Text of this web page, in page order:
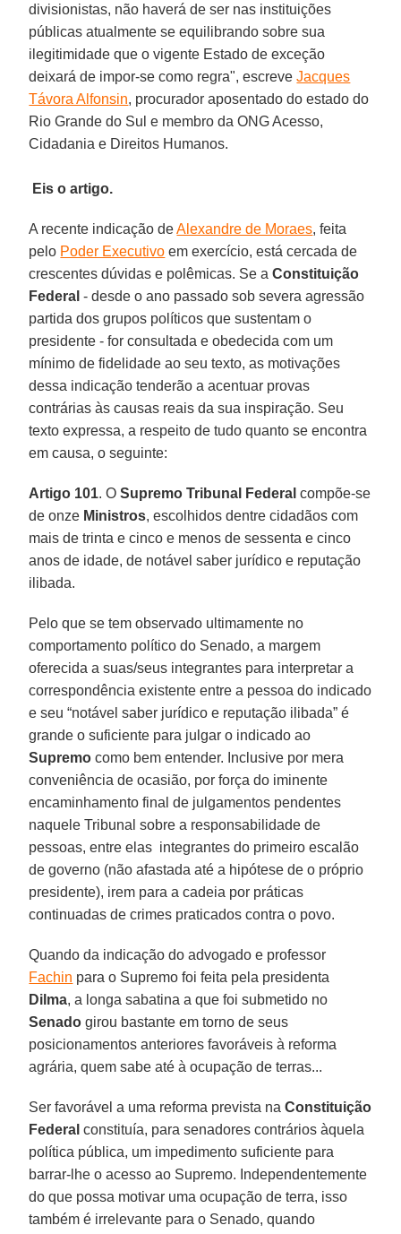
divisionistas, não haverá de ser nas instituições
públicas atualmente se equilibrando sobre sua
ilegitimidade que o vigente Estado de exceção
deixará de impor-se como regra", escreveJacques
Távora Alfonsin, procurador aposentado do estado do
Rio Grande do Sul e membro da ONG Acesso,
Cidadania e Direitos Humanos.
Eis o artigo.
A recente indicação deAlexandre de Moraes, feita
pelo Poder Executivo em exercício, está cercada de
crescentes dúvidas e polêmicas. Se aConstituição
Federal - desde o ano passado sob severa agressão
partida dos grupos políticos que sustentam o
presidente - for consultada e obedecida com um
mínimo de fidelidade ao seu texto, as motivações
dessa indicação tenderão a acentuar provas
contrárias às causas reais da sua inspiração. Seu
texto expressa, a respeito de tudo quanto se encontra
em causa, o seguinte:
Artigo 101. OSupremo Tribunal Federal compõe-se
de onze Ministros, escolhidos dentre cidadãos com
mais de trinta e cinco e menos de sessenta e cinco
anos de idade, de notável saber jurídico e reputação
ilibada.
Pelo que se tem observado ultimamente no
comportamento político do Senado, a margem
oferecida a suas/seus integrantes para interpretar a
correspondência existente entre a pessoa do indicado
e seu “notável saber jurídico e reputação ilibada” é
grande o suficiente para julgar o indicado ao
Supremo como bem entender. Inclusive por mera
conveniência de ocasião, por força do iminente
encaminhamento final de julgamentos pendentes
naquele Tribunal sobre a responsabilidade de
pessoas, entre elas integrantes do primeiro escalão
de governo (não afastada até a hipótese de o próprio
presidente), irem para a cadeia por práticas
continuadas de crimes praticados contra o povo.
Quando da indicação do advogado e professor
Fachin para o Supremo foi feita pela presidenta
Dilma, a longa sabatina a que foi submetido no
Senado girou bastante em torno de seus
posicionamentos anteriores favoráveis à reforma
agrária, quem sabe até à ocupação de terras...
Ser favorável a uma reforma prevista naConstituição
Federal constituía, para senadores contrários àquela
política pública, um impedimento suficiente para
barrar-lhe o acesso ao Supremo. Independentemente
do que possa motivar uma ocupação de terra, isso
também é irrelevante para o Senado, quando